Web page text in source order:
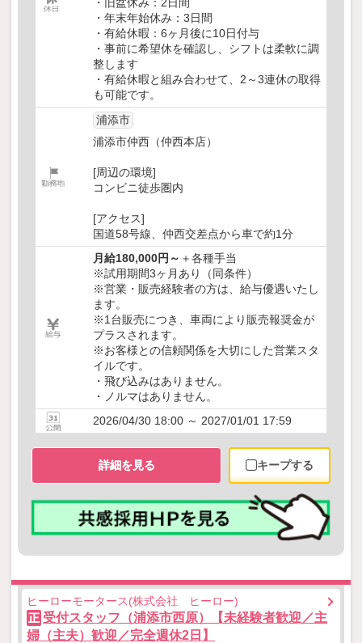
・年末年始休み：3日間
・有給休暇：6ヶ月後に10日付与
・事前に希望休を確認し、シフトは柔軟に調
整します
・有給休暇と組み合わせて、2～3連休の取得
も可能です。
浦添市
浦添市仲西（仲西本店）
[周辺の環境]
コンビニ徒歩圏内
[アクセス]
国道58号線、仲西交差点から車で約1分
月給180,000円～ ＋各種手当
※試用期間3ヶ月あり（同条件）
※営業・販売経験者の方は、給与優遇いたし
ます。
※1台販売につき、車両により販売報奨金が
プラスされます。
※お客様との信頼関係を大切にした営業スタ
イルです。
・飛び込みはありません。
・ノルマはありません。
2026/04/30 18:00 ～ 2027/01/01 17:59
詳細を見る キープする
ヒーローモータース(株式会社 ヒーロー)
正 受付スタッフ（浦添市西原）【未経験者歓迎／主
婦（主夫）歓迎／完全週休2日】